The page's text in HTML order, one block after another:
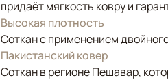
придаёт мягкость ковру и
Высокая плотность
Соткан с применением
Пакистанский ковер
Соткан в регионе Пешавар,